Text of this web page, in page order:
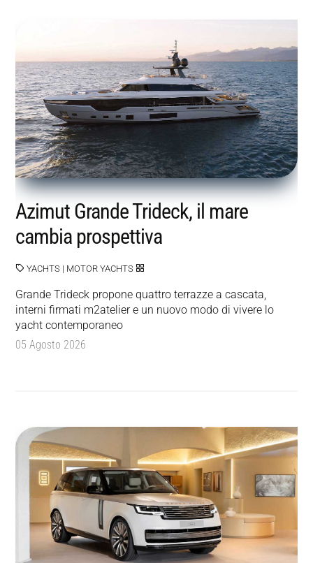
Azimut Grande Trideck, il mare
cambia prospettiva
YACHTS | MOTOR YACHTS
Grande Trideck propone quattro terrazze a cascata,
interni firmati m2atelier e un nuovo modo di vivere lo
yacht contemporaneo
05 Agosto 2026